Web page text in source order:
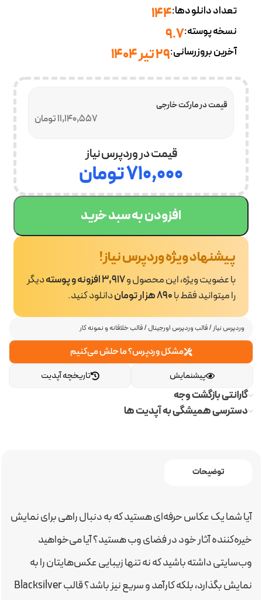
وردپرس نیاز/قالب وردپرس اورجینال/قالب خلاقانه و نمونه کار
مشکل وردپرس؟ ما حلش می‌کنیم
تاریخچه آپدیت
پیشنمایش
گارانتی بازگشت وجه
دسترسی همیشگی به آپدیت ها
تعداد دانلودها:144
نسخه پوسته:9.7
آخرین بروزرسانی:29 تیر 1404
11,140,557 تومان
قیمت در مارکت خارجی
قیمت در وردپرس نیاز
۷۱۰,۰۰۰تومان
افزودن به سبد خرید
پیشنهاد ویژه وردپرس نیاز!
با عضویت ویژه، این محصول و3,917 افزونه و پوسته
دیگر
را میتوانید فقط با890 هزار تومان دانلود کنید.
توضیحات
آیا شما یک عکاس حرفه‌ای هستید که به دنبال راهی برای نمایش
خیره‌کننده آثار خود در فضای وب هستید؟ آیا می‌خواهید
وب‌سایتی داشته باشید که نه تنها زیبایی عکس‌هایتان را به
نمایش بگذارد، بلکه کارآمد و سریع نیز باشد؟ قالب Blacksilver